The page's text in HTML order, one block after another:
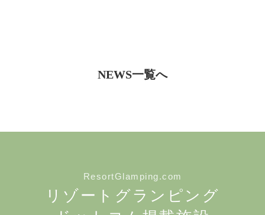
NEWS一覧へ
ResortGlamping.com
リゾートグランピング